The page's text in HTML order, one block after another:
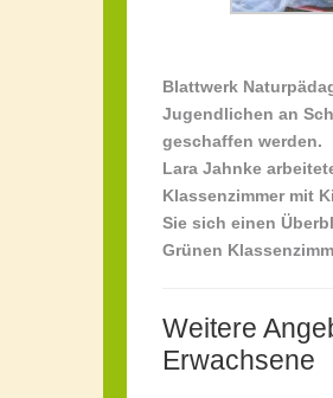
Blattwerk
Jugendlichen an
geschaffen werden.
Lara Jahnke
Klassenzimmer mit
Sie sich einen
Grünen
Weitere
Erwachsene